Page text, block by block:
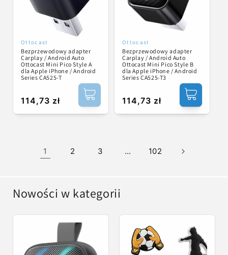
Dostawca:
Ottocast
Bezprzewodowy adapter
Carplay / Android Auto
Ottocast Mini Pico Style A
dla Apple iPhone / Android
Series CA525-T
Cena
regularna
114,73 zł
Dostawca:
Ottocast
Bezprzewodowy adapter
Carplay / Android Auto
Ottocast Mini Pico Style B
dla Apple iPhone / Android
Series CA525-T3
Cena
regularna
114,73 zł
1 2 3 … 102
Nowości w kategorii